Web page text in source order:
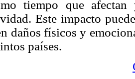
tiempo que
Este impacto
daños físicos y
países.